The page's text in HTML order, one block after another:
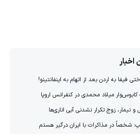
اخبار
فیفا به اردن بعد از اتهام به اینفانتینو!
میلاد محمدی در کنفرانس اروپا
نیمار، زوج تکرار نشدنی آبی اناری‌ها
شخصاً در مذاکرات با ایران درگیر هستم